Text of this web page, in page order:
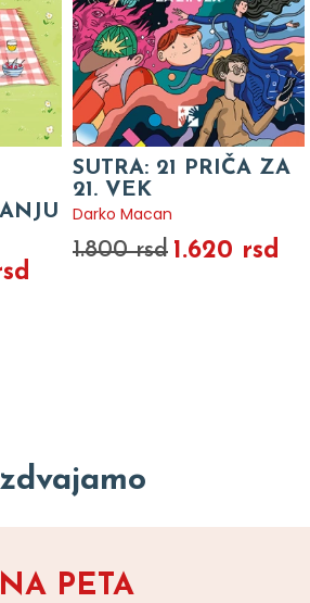
SUTRA: 21 PRIČA ZA
21. VEK
Darko Macan
1.800 rsd 1.620 rsd
PETA